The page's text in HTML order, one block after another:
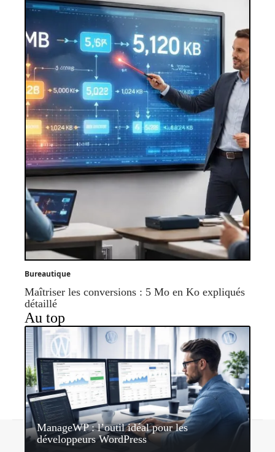
Bureautique
Maîtriser les conversions : 5 Mo en Ko expliqués
détaillé
Au top
ManageWP : l’outil idéal pour les
développeurs WordPress
Contact Mentions légales Sitemap